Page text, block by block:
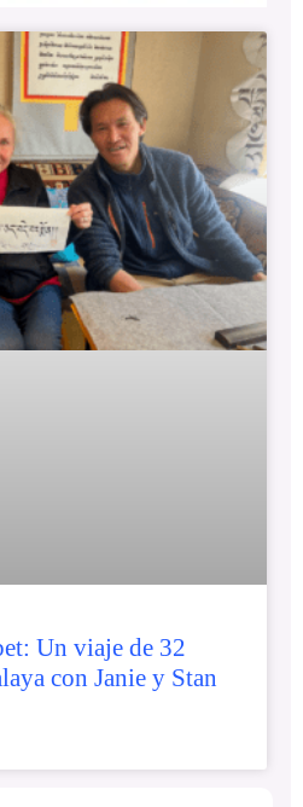
Un viaje de 32
con Janie y Stan